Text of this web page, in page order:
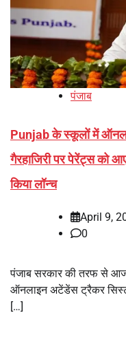
पंजाब
Punjab के स्कूलों में
गैरहाजिरी पर पेरेंट्स को
किया लॉन्च
April 9,
0
पंजाब सरकार की तरफ से
ऑनलाइन अटेंडेंस ट्रैकर
[…]